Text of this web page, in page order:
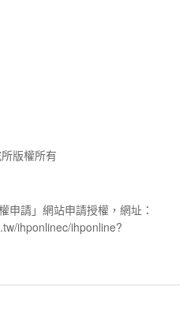
版權所有
申請」網站申請授權，網址：
ihponlinec/ihponline?